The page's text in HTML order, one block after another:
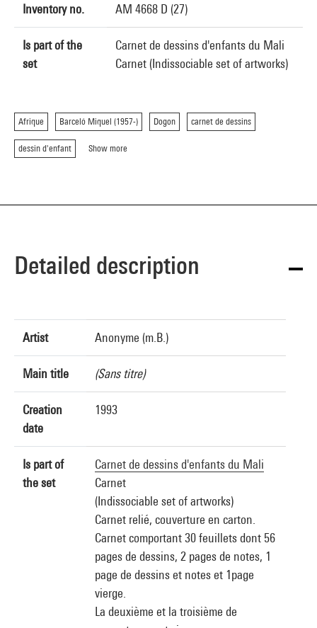
Inventory no. AM 4668 D (27)
Is part of the
set
Carnet de dessins d'enfants du Mali
Carnet (Indissociable set of artworks)
Afrique Barceló Miquel (1957-) Dogon carnet de dessins
dessin d'enfant Show more
Detailed description
Artist Anonyme (m.B.)
Main title (Sans titre)
Creation
date
1993
Is part of
the set
Carnet de dessins d'enfants du Mali
Carnet
(Indissociable set of artworks)
Carnet relié, couverture en carton.
Carnet comportant 30 feuillets dont 56
pages de dessins, 2 pages de notes, 1
page de dessins et notes et 1page
vierge.
La deuxième et la troisième de